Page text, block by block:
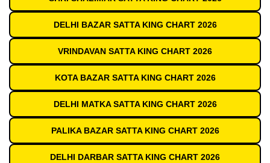
DELHI BAZAR SATTA KING CHART 2026
VRINDAVAN SATTA KING CHART 2026
KOTA BAZAR SATTA KING CHART 2026
DELHI MATKA SATTA KING CHART 2026
PALIKA BAZAR SATTA KING CHART 2026
DELHI DARBAR SATTA KING CHART 2026